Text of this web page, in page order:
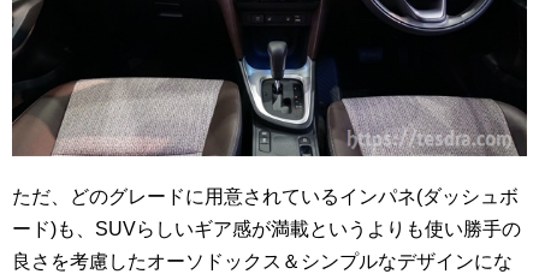
ただ、どのグレードに用意されているインパネ(ダッシュボ
ード)も、SUVらしいギア感が満載というよりも使い勝手の
良さを考慮したオーソドックス＆シンプルなデザインにな